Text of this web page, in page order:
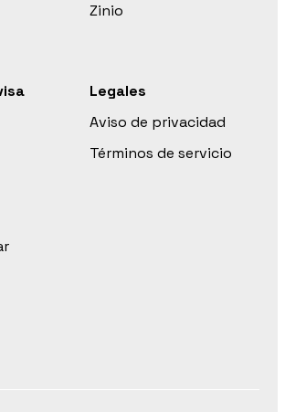
Zinio
Legales
Aviso de privacidad
Términos de servicio